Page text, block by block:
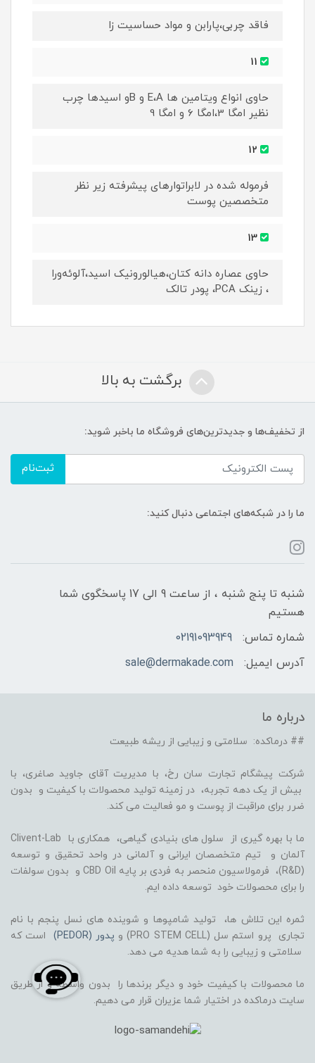
فاقد چربی،پارابن و مواد حساسیت زا
حاوی انواع ویتامین ها E،A و Bو اسیدها چرب
نظیر امگا 3،امگا 6 و امگا 9
فرموله شده در لابراتوارهای پیشرفته زیر نظر
متخصصین پوست
حاوی عصاره دانه کتان،هیالورونیک اسید،آلوئه‌ورا
، زینک PCA، پودر تالک
برگشت به بالا
از تخفیف‌ها و جدیدترین‌های فروشگاه ما باخبر شوید:
ثبت‌نام
ما را در شبکه‌های اجتماعی دنبال کنید:
شنبه تا پنج شنبه ، از ساعت 9 الی 17 پاسخگوی شما
هستیم
شماره تماس:
02191093949
آدرس ایمیل:
sale@dermakade.com
درباره ما
## درماکده: سلامتی و زیبایی از ریشه طبیعت
شرکت پیشگام تجارت سان رخ، با مدیریت آقای جاوید صاغری، با
بیش از یک دهه تجربه، در زمینه تولید محصولات با کیفیت و بدون
ضرر برای مراقبت از پوست و مو فعالیت می کند.
ما با بهره گیری از سلول های بنیادی گیاهی، همکاری با Clivent-Lab
آلمان و تیم متخصصان ایرانی و آلمانی در واحد تحقیق و توسعه
(R&D)، فرمولاسیون منحصر به فردی بر پایه CBD Oil و بدون سولفات
را برای محصولات خود توسعه داده ایم.
ثمره این تلاش ها، تولید شامپوها و شوینده های نسل پنجم با نام
تجاری پرو استم سل (PRO STEM CELL) و
پدور (PEDOR)
است که
سلامتی و زیبایی را به شما هدیه می دهد.
ما محصولات با کیفیت خود و دیگر برندها را بدون واسطه و از طریق
سایت درماکده در اختیار شما عزیران قرار می دهیم.